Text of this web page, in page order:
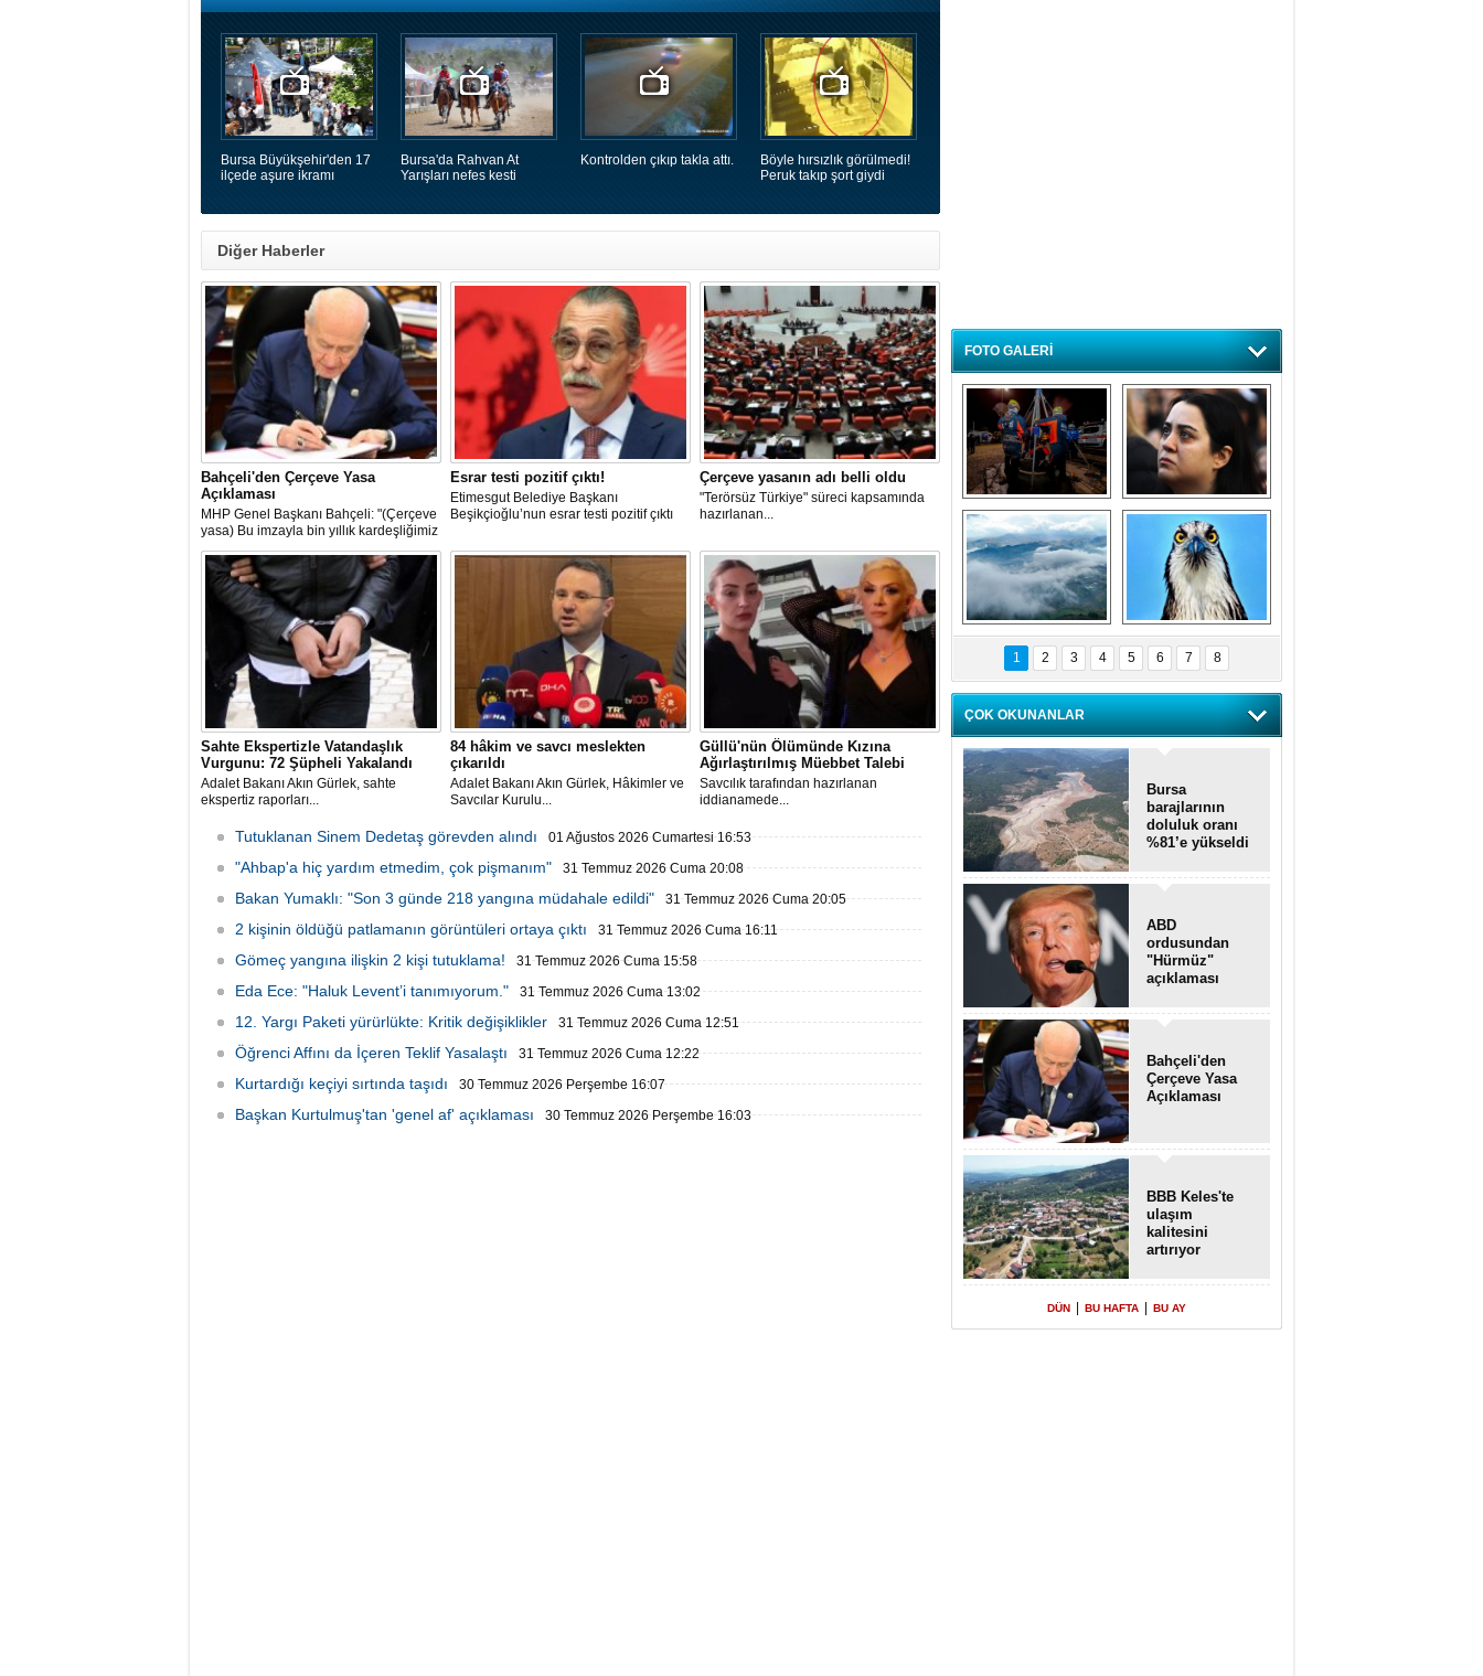
Bursa Büyükşehir'den 17
ilçede aşure ikramı
Bursa'da Rahvan At
Yarışları nefes kesti
Kontrolden çıkıp takla attı.
Böyle hırsızlık görülmedi!
Peruk takıp şort giydi
Diğer Haberler
Bahçeli'den Çerçeve Yasa
Açıklaması
MHP Genel Başkanı Bahçeli: "(Çerçeve
yasa) Bu imzayla bin yıllık kardeşliğimiz
bir kez daha tescillenmiştir"
Esrar testi pozitif çıktı!
Etimesgut Belediye Başkanı
Beşikçioğlu’nun esrar testi pozitif çıktı
Çerçeve yasanın adı belli oldu
"Terörsüz Türkiye" süreci kapsamında
hazırlanan...
Sahte Ekspertizle Vatandaşlık
Vurgunu: 72 Şüpheli Yakalandı
Adalet Bakanı Akın Gürlek, sahte
ekspertiz raporları...
84 hâkim ve savcı meslekten
çıkarıldı
Adalet Bakanı Akın Gürlek, Hâkimler ve
Savcılar Kurulu...
Güllü'nün Ölümünde Kızına
Ağırlaştırılmış Müebbet Talebi
Savcılık tarafından hazırlanan
iddianamede...
Tutuklanan Sinem Dedetaş görevden alındı 01 Ağustos 2026 Cumartesi 16:53
"Ahbap'a hiç yardım etmedim, çok pişmanım" 31 Temmuz 2026 Cuma 20:08
Bakan Yumaklı: "Son 3 günde 218 yangına müdahale edildi" 31 Temmuz 2026 Cuma 20:05
2 kişinin öldüğü patlamanın görüntüleri ortaya çıktı 31 Temmuz 2026 Cuma 16:11
Gömeç yangına ilişkin 2 kişi tutuklama! 31 Temmuz 2026 Cuma 15:58
Eda Ece: "Haluk Levent’i tanımıyorum." 31 Temmuz 2026 Cuma 13:02
12. Yargı Paketi yürürlükte: Kritik değişiklikler 31 Temmuz 2026 Cuma 12:51
Öğrenci Affını da İçeren Teklif Yasalaştı 31 Temmuz 2026 Cuma 12:22
Kurtardığı keçiyi sırtında taşıdı 30 Temmuz 2026 Perşembe 16:07
Başkan Kurtulmuş'tan 'genel af' açıklaması 30 Temmuz 2026 Perşembe 16:03
FOTO GALERİ
Bursa'da deprem
tatbikatı gerçeğini
aratmadı
Özlem ve minnetle
anıyoruz
Bursa'dan
büyüleyen
fotoğraflar
Balık Kartalı
Bursa’da
görüntülendi
1 2 3 4 5 6 7 8
ÇOK OKUNANLAR
Bursa
barajlarının
doluluk oranı
%81’e yükseldi
ABD
ordusundan
"Hürmüz"
açıklaması
Bahçeli'den
Çerçeve Yasa
Açıklaması
BBB Keles'te
ulaşım
kalitesini
artırıyor
DÜN BU HAFTA BU AY